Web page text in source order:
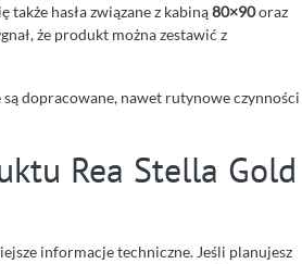
hasła związane z kabiną80×90oraz
że produkt można zestawić z
dopracowane, nawet rutynowe czynności
Rea Stella Gold
informacje techniczne. Jeśli planujesz